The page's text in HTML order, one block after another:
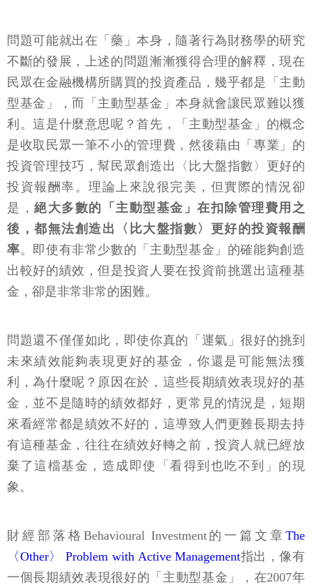
問題可能就出在「藥」本身，隨著行為財務學的研究
不斷的發展，上述的問題漸漸獲得合理的解釋，現在
民眾在金融機構所購買的投資產品，幾乎都是「主動
型基金」，而「主動型基金」本身就會讓民眾難以獲
利。這是什麼意思呢？首先，「主動型基金」的概念
是收取民眾一筆不小的管理費，然後藉由「專業」的
投資管理技巧，幫民眾創造出〈比大盤指數〉更好的
投資報酬率。理論上來說很完美，但實際的情況卻
是，絕大多數的「主動型基金」在扣除管理費用之
後，都無法創造出〈比大盤指數〉更好的投資報酬
率。即使有非常少數的「主動型基金」的確能夠創造
出較好的績效，但是投資人要在投資前挑選出這種基
金，卻是非常非常的困難。
問題還不僅僅如此，即使你真的「運氣」很好的挑到
未來績效能夠表現更好的基金，你還是可能無法獲
利，為什麼呢？原因在於，這些長期績效表現好的基
金，並不是隨時的績效都好，更常見的情況是，短期
來看經常都是績效不好的，這導致人們更難長期去持
有這種基金，往往在績效好轉之前，投資人就已經放
棄了這檔基金，造成即使「看得到也吃不到」的現
象。
財經部落格Behavioural Investment的一篇文章 The
〈Other〉 Problem with Active Management指出，像有
一個長期績效表現很好的「主動型基金」，在2007年